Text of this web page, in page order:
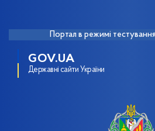
Портал в режимі
GOV.UA
Державні сайти України